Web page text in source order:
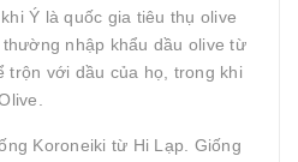
Ý là quốc gia tiêu thụ olive
nhập khẩu dầu olive từ
trộn với dầu của họ, trong khi
Koroneiki từ Hi Lạp. Giống